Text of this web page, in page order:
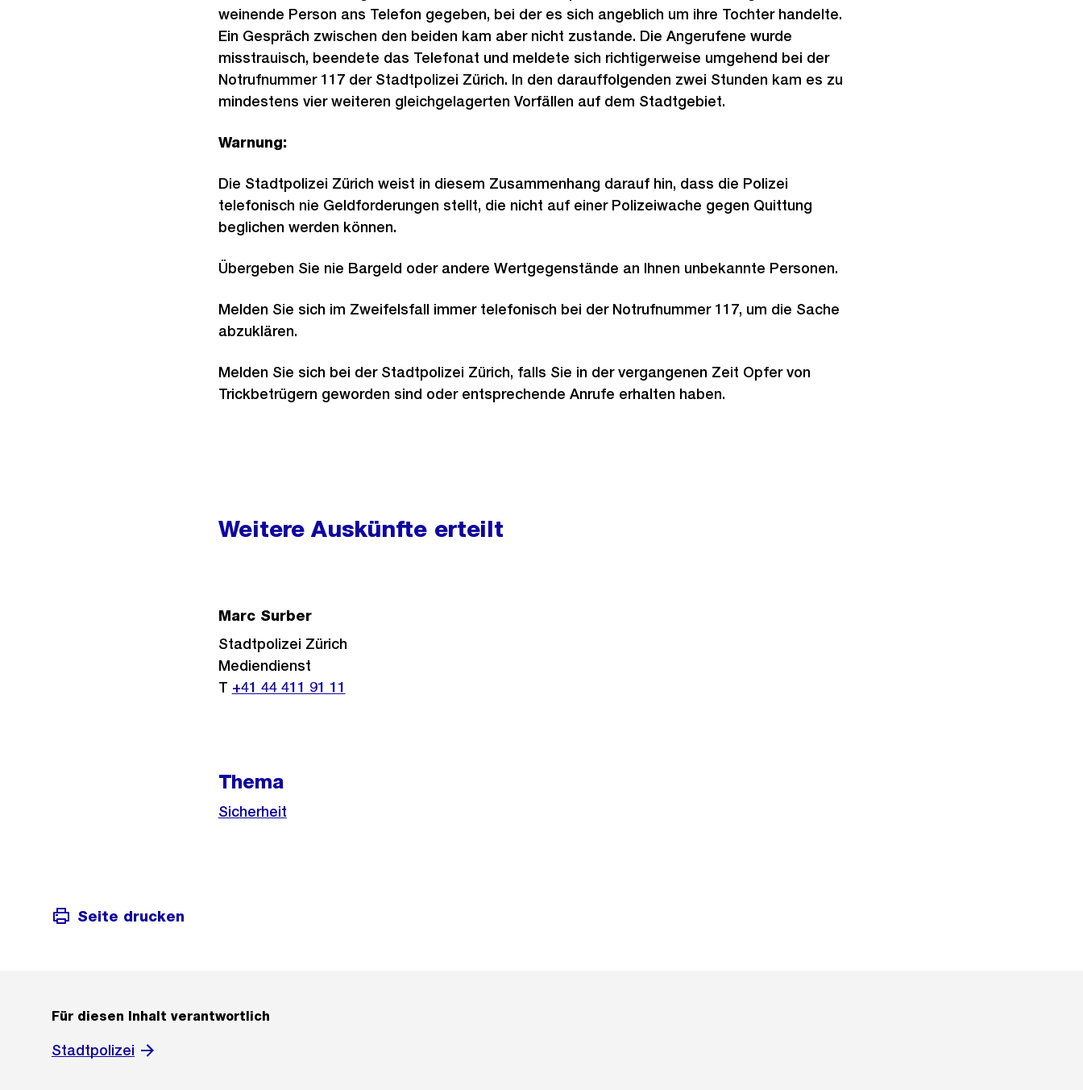
weinende Person ans Telefon gegeben, bei der es sich angeblich um ihre Tochter handelte.
Ein Gespräch zwischen den beiden kam aber nicht zustande. Die Angerufene wurde
misstrauisch, beendete das Telefonat und meldete sich richtigerweise umgehend bei der
Notrufnummer 117 der Stadtpolizei Zürich. In den darauffolgenden zwei Stunden kam es zu
mindestens vier weiteren gleichgelagerten Vorfällen auf dem Stadtgebiet.
Warnung:
Die Stadtpolizei Zürich weist in diesem Zusammenhang darauf hin, dass die Polizei
telefonisch nie Geldforderungen stellt, die nicht auf einer Polizeiwache gegen Quittung
beglichen werden können.
Übergeben Sie nie Bargeld oder andere Wertgegenstände an Ihnen unbekannte Personen.
Melden Sie sich im Zweifelsfall immer telefonisch bei der Notrufnummer 117, um die Sache
abzuklären.
Melden Sie sich bei der Stadtpolizei Zürich, falls Sie in der vergangenen Zeit Opfer von
Trickbetrügern geworden sind oder entsprechende Anrufe erhalten haben.
Weitere Auskünfte erteilt
Marc Surber
Stadtpolizei Zürich
Mediendienst
T +41 44 411 91 11
Thema
Sicherheit
Seite drucken
Für diesen Inhalt verantwortlich
Stadtpolizei